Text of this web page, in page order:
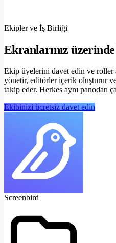
Ekipler ve İş Birliği
Ekranlarınız
Ekip üyelerini davet edin ve roller
yönetir, editörler içerik oluşturur
takip eder. Herkes aynı panodan
Ekibinizi ücretsiz davet edin
Screenbird